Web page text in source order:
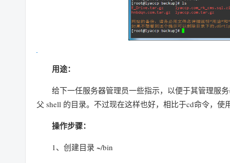
用途：
给下一任服务器管理员一些指示，以便于其管理服
父 shell 的目录。不过现在这样也好，相比于cd命令，
操作步骤：
1、创建目录 ~/bin